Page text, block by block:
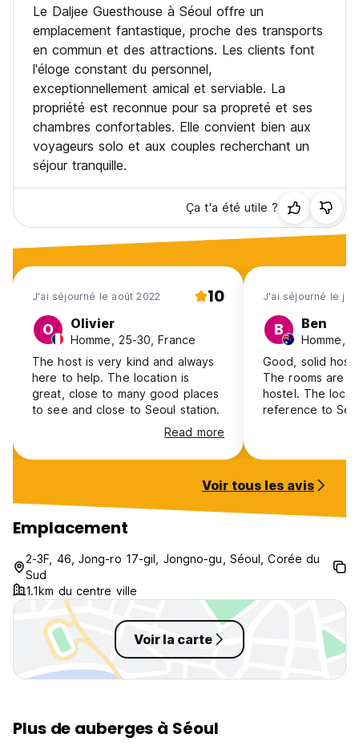
Le Daljee Guesthouse à Séoul offre un
emplacement fantastique, proche des transports
en commun et des attractions. Les clients font
l'éloge constant du personnel,
exceptionnellement amical et serviable. La
propriété est reconnue pour sa propreté et ses
chambres confortables. Elle convient bien aux
voyageurs solo et aux couples recherchant un
séjour tranquille.
Ça t'a été utile ?
J'ai séjourné le août 2022 10
O Olivier
Homme, 25-30, France
The host is very kind and always
here to help. The location is
great, close to many good places
to see and close to Seoul station.
Read more
J'ai séjourné le
B Ben
Homme,
Good, solid
The rooms are
hostel. The
reference to
elderly locals
safe.
Voir tous les avis
Emplacement
2-3F, 46, Jong-ro 17-gil, Jongno-gu, Séoul, Corée du
Sud
1.1km du centre ville
Voir la carte
Plus de auberges à Séoul